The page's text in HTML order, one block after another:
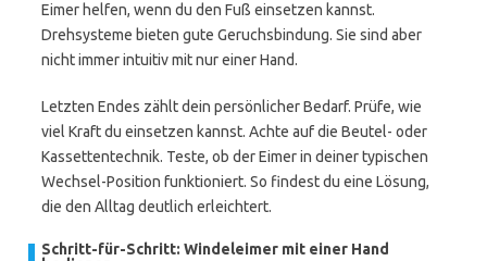
Eimer helfen, wenn du den Fuß einsetzen kannst.
Drehsysteme bieten gute Geruchsbindung. Sie sind aber
nicht immer intuitiv mit nur einer Hand.
Letzten Endes zählt dein persönlicher Bedarf. Prüfe, wie
viel Kraft du einsetzen kannst. Achte auf die Beutel- oder
Kassettentechnik. Teste, ob der Eimer in deiner typischen
Wechsel-Position funktioniert. So findest du eine Lösung,
die den Alltag deutlich erleichtert.
Schritt-für-Schritt: Windeleimer mit einer Hand